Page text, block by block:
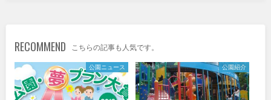
長崎
大分 宮崎
RECOMMEND こちらの記事も人気です。
公園ニュース 公園紹介